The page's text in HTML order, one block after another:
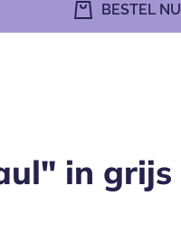
BESTEL NU
in grijs